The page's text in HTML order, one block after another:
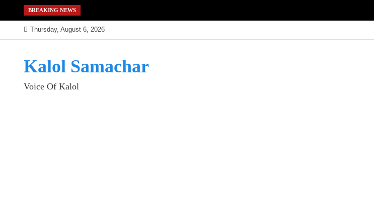
to
content
BREAKING NEWS
Thursday, August 6, 2026
Kalol Samachar
Voice Of Kalol